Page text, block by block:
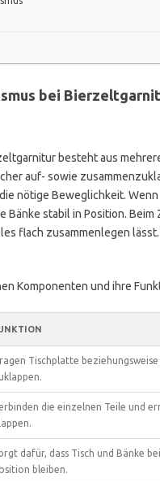
bei
besteht aus
auf- sowie
nötige Beweglichkeit.
Bänke stabil in Position.
flach zusammenlegen
Komponenten und ihre
Tischplatte
die einzelnen Teile und
dafür, dass Tisch und Bänke
bleiben.